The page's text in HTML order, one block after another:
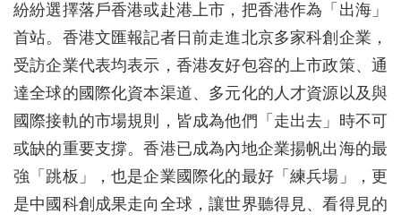
紛紛選擇落戶香港或赴港上市，把香港作為「出海」
首站。香港文匯報記者日前走進北京多家科創企業，
受訪企業代表均表示，香港友好包容的上市政策、通
達全球的國際化資本渠道、多元化的人才資源以及與
國際接軌的市場規則，皆成為他們「走出去」時不可
或缺的重要支撐。香港已成為內地企業揚帆出海的最
強「跳板」，也是企業國際化的最好「練兵場」，更
是中國科創成果走向全球，讓世界聽得見、看得見的